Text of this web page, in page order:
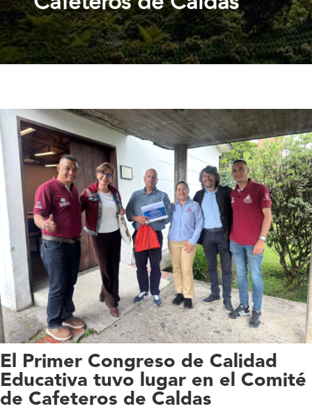
El Primer Congreso de Calidad
Educativa tuvo lugar en el Comité
de Cafeteros de Caldas